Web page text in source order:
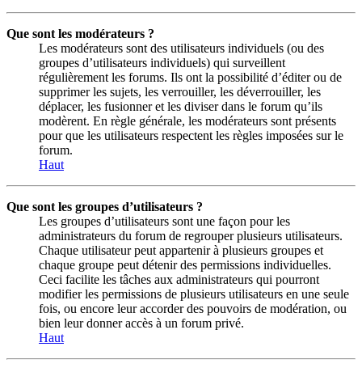
Que sont les modérateurs ?
Les modérateurs sont des utilisateurs individuels (ou des
groupes d’utilisateurs individuels) qui surveillent
régulièrement les forums. Ils ont la possibilité d’éditer ou de
supprimer les sujets, les verrouiller, les déverrouiller, les
déplacer, les fusionner et les diviser dans le forum qu’ils
modèrent. En règle générale, les modérateurs sont présents
pour que les utilisateurs respectent les règles imposées sur le
forum.
Haut
Que sont les groupes d’utilisateurs ?
Les groupes d’utilisateurs sont une façon pour les
administrateurs du forum de regrouper plusieurs utilisateurs.
Chaque utilisateur peut appartenir à plusieurs groupes et
chaque groupe peut détenir des permissions individuelles.
Ceci facilite les tâches aux administrateurs qui pourront
modifier les permissions de plusieurs utilisateurs en une seule
fois, ou encore leur accorder des pouvoirs de modération, ou
bien leur donner accès à un forum privé.
Haut